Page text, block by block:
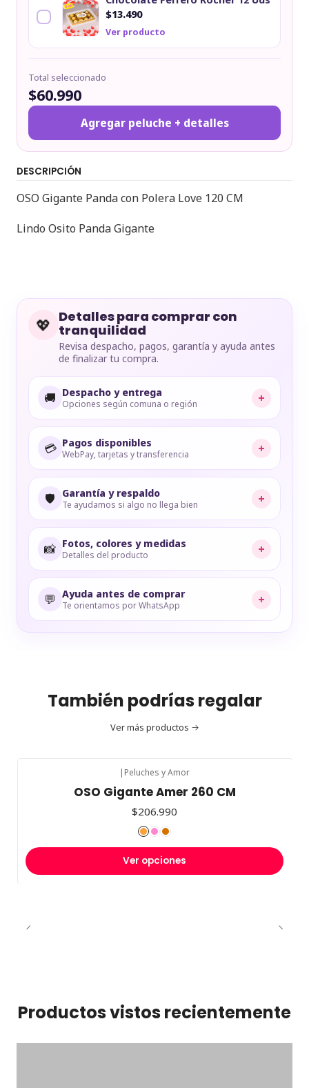
$13.490
Ver producto
Total seleccionado
$60.990
Agregar peluche + detalles
DESCRIPCIÓN
OSO Gigante Panda con Polera Love 120 CM
Lindo Osito Panda Gigante
💖 Detalles para comprar con
tranquilidad
Revisa despacho, pagos, garantía y ayuda antes
de finalizar tu compra.
🚚 Despacho y entrega
Opciones según comuna o región +
💳 Pagos disponibles
WebPay, tarjetas y transferencia +
🛡️ Garantía y respaldo
Te ayudamos si algo no llega bien +
📸 Fotos, colores y medidas
Detalles del producto +
💬 Ayuda antes de comprar
Te orientamos por WhatsApp +
También podrías regalar
Ver más productos
| Peluches y Amor
OSO Gigante Amer 260 CM
$206.990
Ver opciones
Productos vistos recientemente